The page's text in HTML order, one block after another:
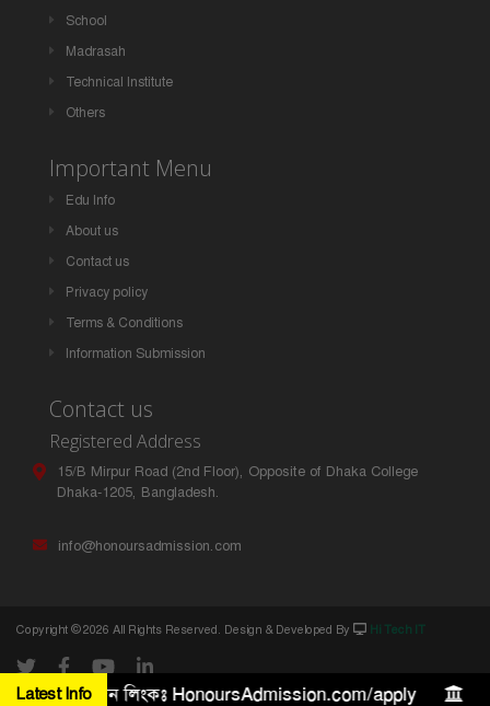
Latest Info
টাকা। আবেদন লিংকঃ HonoursAdmission.com/apply
School
Madrasah
Technical Institute
Others
Important Menu
Edu Info
About us
Contact us
Privacy policy
Terms & Conditions
Information Submission
Contact us
Registered Address
15/B Mirpur Road (2nd Floor), Opposite of Dhaka College
Dhaka-1205, Bangladesh.
info@honoursadmission.com
Copyright ©2026 All Rights Reserved. Design & Developed By Hi Tech IT